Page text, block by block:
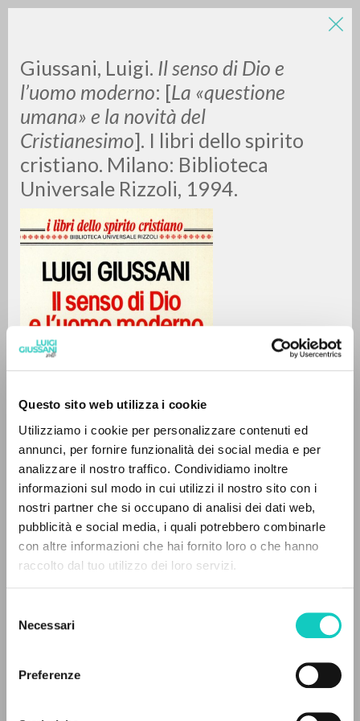
Questo sito web utilizza i cookie
Utilizziamo i cookie per personalizzare contenuti ed
annunci, per fornire funzionalità dei social media e per
analizzare il nostro traffico. Condividiamo inoltre
informazioni sul modo in cui utilizzi il nostro sito con i
nostri partner che si occupano di analisi dei dati web,
pubblicità e social media, i quali potrebbero combinarle
con altre informazioni che hai fornito loro o che hanno
raccolto dal tuo utilizzo dei loro servizi.
delNecessari
Preferenze
Giussani, Luigi. Il senso di Dio e
l’uomo moderno: [La «questione
umana» e la novità del
Cristianesimo]. I libri dello spirito
cristiano. Milano: Biblioteca
Universale Rizzoli, 1994.
Giussani LuigiAuthor
1994
LUIGI
GIUSSANI
scritti
0RESULTS FOUND
MORE RESULTS